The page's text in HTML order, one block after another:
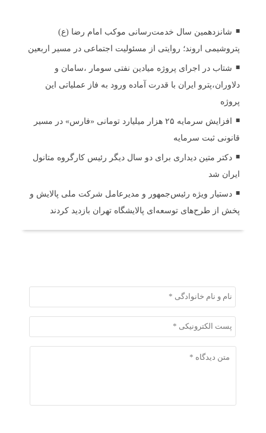
شانزدهمین سال خدمت‌رسانی موکب امام رضا (ع)
پتروشیمی اروند؛ روایتی از مسئولیت اجتماعی در مسیر اربعین
شتاب در اجرای پروژه میادین نفتی سومار ،سامان و
دلاوران،پترو ایران با قدرت آماده ورود به فاز عملیاتی این
پروژه
افزایش سرمایه ۲۵ هزار میلیارد تومانی «فارس» در مسیر
قانونی ثبت سرمایه
دکتر متین دیداری برای دو سال دیگر رئیس کارگروه متانول
ایران شد
دستیار ویژه رئیس‌جمهور و مدیرعامل شرکت ملی پالایش و
پخش از طرح‌های توسعه‌ای پالایشگاه تهران بازدید کردند